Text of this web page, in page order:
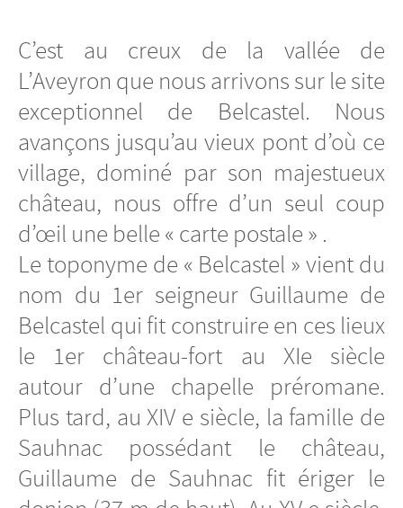
C’est au creux de la vallée de
L’Aveyron que nous arrivons sur le site
exceptionnel de Belcastel. Nous
avançons jusqu’au vieux pont d’où ce
village, dominé par son majestueux
château, nous offre d’un seul coup
d’œil une belle « carte postale » .
Le toponyme de « Belcastel » vient du
nom du 1er seigneur Guillaume de
Belcastel qui fit construire en ces lieux
le 1er château-fort au XIe siècle
autour d’une chapelle préromane.
Plus tard, au XIV e siècle, la famille de
Sauhnac possédant le château,
Guillaume de Sauhnac fit ériger le